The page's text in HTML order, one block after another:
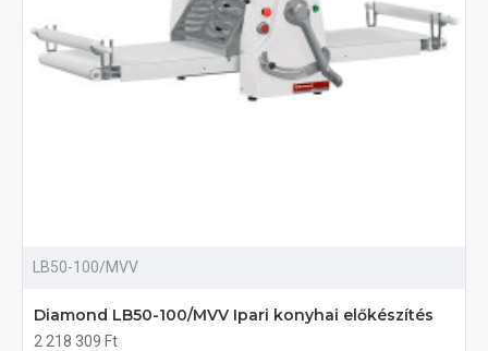
LB50-100/MVV
Diamond LB50-100/MVV Ipari konyhai előkészítés
2 218 309 Ft